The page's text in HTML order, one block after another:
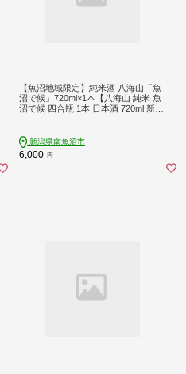
【魚沼地域限定】純米酒 八海山「魚
沼で候」720ml×1本【八海山 純米 魚
沼で候 四合瓶 1本 日本酒 720ml 新潟
新潟県南魚沼市
6,000 円